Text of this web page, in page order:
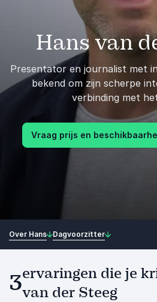
Hans van
Presentator en journalist met
bekend om zijn scherpe
verbinding met
Vraag prijs en
Over Hans Dagvoorzitter
3ervaringen die je
van der Steeg